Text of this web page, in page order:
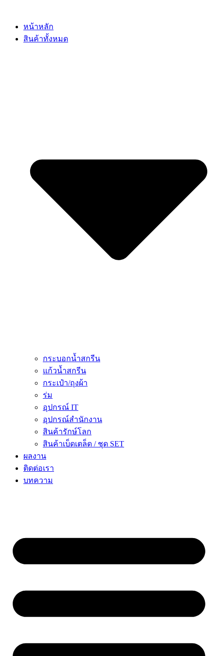
contentหน้าหลัก
สินค้าทั้งหมด
กระบอกน้ำสกรีน
แก้วน้ำสกรีน
กระเป๋า/ถุงผ้า
ร่ม
อุปกรณ์ IT
อุปกรณ์สำนักงาน
สินค้ารักษ์โลก
สินค้าเบ็ดเตล็ด / ชุด SET
ผลงาน
ติดต่อเรา
บทความ